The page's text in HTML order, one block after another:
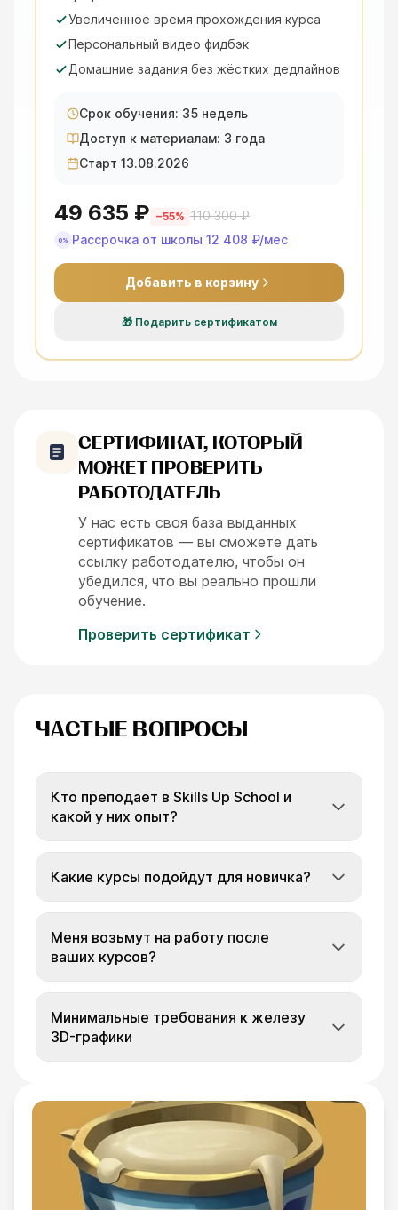
Увеличенное время прохождения курса
Персональный видео фидбэк
Домашние задания без жёстких дедлайнов
Срок обучения: 35 недель
Доступ к материалам: 3 года
Старт 13.08.2026
49 635 ₽ −55% 110 300 ₽
0% Рассрочка от школы 12 408 ₽/мес
Добавить в корзину
🎁 Подарить сертификатом
СЕРТИФИКАТ, КОТОРЫЙ
МОЖЕТ ПРОВЕРИТЬ
РАБОТОДАТЕЛЬ
У нас есть своя база выданных
сертификатов — вы сможете дать
ссылку работодателю, чтобы он
убедился, что вы реально прошли
обучение.
Проверить сертификат
ЧАСТЫЕ ВОПРОСЫ
Кто преподает в Skills Up School и
какой у них опыт?
Какие курсы подойдут для новичка?
Меня возьмут на работу после
ваших курсов?
Минимальные требования к железу
3D-графики